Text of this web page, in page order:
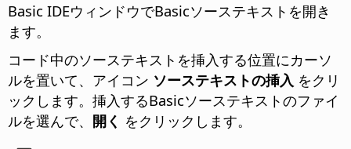
Basic IDEウィンドウでBasicソーステキストを開き
ます。
コード中のソーステキストを挿入する位置にカーソ
ルを置いて、アイコン ソーステキストの挿入 をクリ
ックします。挿入するBasicソーステキストのファイ
ルを選んで、 開く をクリックします。